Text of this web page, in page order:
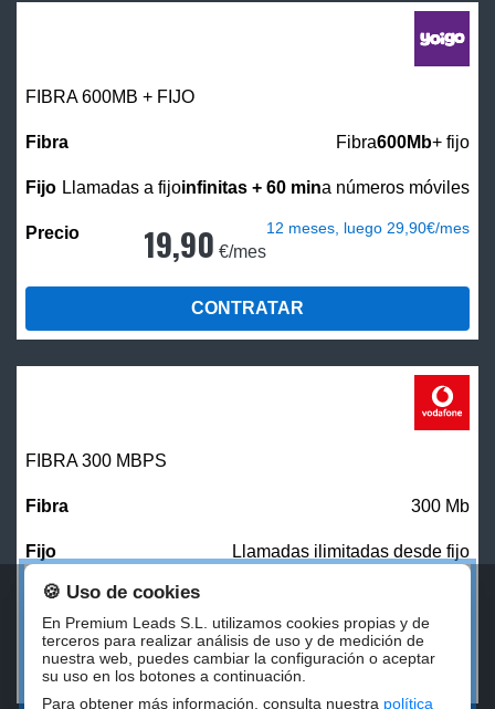
FIBRA 600MB + FIJO
Fibra600Mb+ fijo
Llamadas a fijoinfinitas + 60 mina números móviles
19,90 €/mes
12 meses, luego 29,90€/mes
CONTRATAR
FIBRA 300 MBPS
300 Mb
Llamadas ilimitadas desde fijo
27,00 €/mes
CONTRATAR
🍪 Uso de cookies
En Premium Leads S.L. utilizamos cookies propias y de
terceros para realizar análisis de uso y de medición de
nuestra web, puedes cambiar la configuración o aceptar
su uso en los botones a continuación.
Para obtener más información, consulta nuestra política